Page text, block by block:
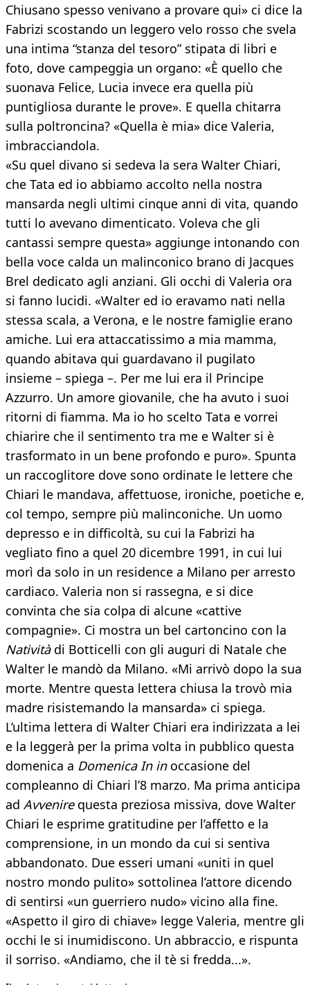
Chiusano spesso venivano a provare qui» ci dice la
Fabrizi scostando un leggero velo rosso che svela
una intima “stanza del tesoro” stipata di libri e
foto, dove campeggia un organo: «È quello che
suonava Felice, Lucia invece era quella più
puntigliosa durante le prove». E quella chitarra
sulla poltroncina? «Quella è mia» dice Valeria,
imbracciandola.
«Su quel divano si sedeva la sera Walter Chiari,
che Tata ed io abbiamo accolto nella nostra
mansarda negli ultimi cinque anni di vita, quando
tutti lo avevano dimenticato. Voleva che gli
cantassi sempre questa» aggiunge intonando con
bella voce calda un malinconico brano di Jacques
Brel dedicato agli anziani. Gli occhi di Valeria ora
si fanno lucidi. «Walter ed io eravamo nati nella
stessa scala, a Verona, e le nostre famiglie erano
amiche. Lui era attaccatissimo a mia mamma,
quando abitava qui guardavano il pugilato
insieme – spiega –. Per me lui era il Principe
Azzurro. Un amore giovanile, che ha avuto i suoi
ritorni di fiamma. Ma io ho scelto Tata e vorrei
chiarire che il sentimento tra me e Walter si è
trasformato in un bene profondo e puro». Spunta
un raccoglitore dove sono ordinate le lettere che
Chiari le mandava, affettuose, ironiche, poetiche e,
col tempo, sempre più malinconiche. Un uomo
depresso e in difficoltà, su cui la Fabrizi ha
vegliato fino a quel 20 dicembre 1991, in cui lui
morì da solo in un residence a Milano per arresto
cardiaco. Valeria non si rassegna, e si dice
convinta che sia colpa di alcune «cattive
compagnie». Ci mostra un bel cartoncino con la
Nativitàdi Botticelli con gli auguri di Natale che
Walter le mandò da Milano. «Mi arrivò dopo la sua
morte. Mentre questa lettera chiusa la trovò mia
madre risistemando la mansarda» ci spiega.
L’ultima lettera di Walter Chiari era indirizzata a lei
e la leggerà per la prima volta in pubblico questa
domenica a Domenica In inoccasione del
compleanno di Chiari l’8 marzo. Ma prima anticipa
ad Avvenirequesta preziosa missiva, dove Walter
Chiari le esprime gratitudine per l’affetto e la
comprensione, in un mondo da cui si sentiva
abbandonato. Due esseri umani «uniti in quel
nostro mondo pulito» sottolinea l’attore dicendo
di sentirsi «un guerriero nudo» vicino alla fine.
«Aspetto il giro di chiave» legge Valeria, mentre gli
occhi le si inumidiscono. Un abbraccio, e rispunta
il sorriso. «Andiamo, che il tè si fredda...».